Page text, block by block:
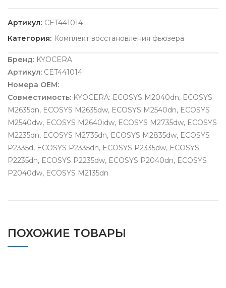
Артикул: CET441014
Категория: Комплект восстановления фьюзера
Бренд: KYOCERA
Артикул: CET441014
Номера OEM:
Совместимость: KYOCERA: ECOSYS M2040dn, ECOSYS
M2635dn, ECOSYS M2635dw, ECOSYS M2540dn, ECOSYS
M2540dw, ECOSYS M2640idw, ECOSYS M2735dw, ECOSYS
M2235dn, ECOSYS M2735dn, ECOSYS M2835dw, ECOSYS
P2335d, ECOSYS P2335dn, ECOSYS P2335dw, ECOSYS
P2235dn, ECOSYS P2235dw, ECOSYS P2040dn, ECOSYS
P2040dw, ECOSYS M2135dn
ПОХОЖИЕ ТОВАРЫ